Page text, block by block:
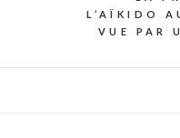
L’AÏKIDO
VUE PAR